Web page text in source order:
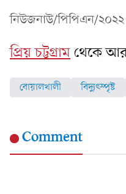
নিউজনাউ/পিপিএন/২০২২
প্রিয় চট্টগ্রামথেকে
বোয়ালখালী বিদ্যুৎস্পৃষ্ট
Comment